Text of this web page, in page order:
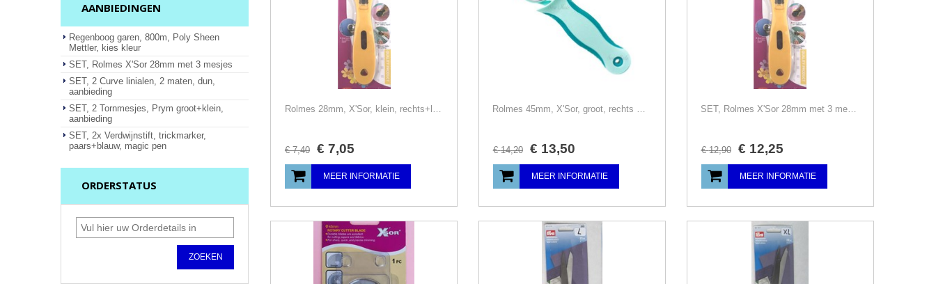
Rolmes 28mm, X'Sor, klein, rechts+linkshandig
€ 7,40 € 7,05
MEER INFORMATIE
Rolmes 45mm, X'Sor, groot, rechts + linkshandig
€ 14,20 € 13,50
MEER INFORMATIE
SET, Rolmes X'Sor 28mm met 3 mesjes
€ 12,90 € 12,25
MEER INFORMATIE
AANBIEDINGEN
Regenboog garen, 800m, Poly Sheen
Mettler, kies kleur
SET, Rolmes X'Sor 28mm met 3 mesjes
SET, 2 Curve linialen, 2 maten, dun,
aanbieding
SET, 2 Tornmesjes, Prym groot+klein,
aanbieding
SET, 2x Verdwijnstift, trickmarker,
paars+blauw, magic pen
ORDERSTATUS
ZOEKEN